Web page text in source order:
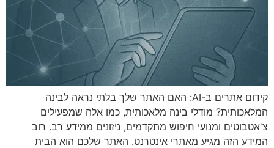
קידום אתרים ב-AI: האם האתר שלך בלתי נראה לבינה
המלאכותית? מודלי בינה מלאכותית, כמו אלה שמפעילים
צ'אטבוטים ומנועי חיפוש מתקדמים, ניזונים ממידע רב. רוב
המידע הזה מגיע מאתרי אינטרנט. האתר שלכם הוא הבית